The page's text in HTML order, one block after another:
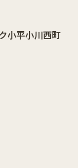
小平小川西町